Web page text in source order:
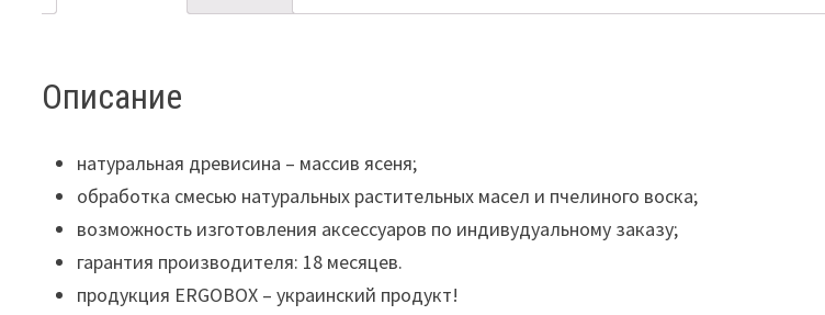
Описание
натуральная древисина – массив ясеня;
обработка смесью натуральных растительных масел и пчелиного воска;
возможность изготовления аксессуаров по индивудуальному заказу;
гарантия производителя: 18 месяцев.
продукция ERGOBOX – украинский продукт!